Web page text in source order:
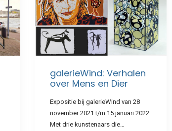
galerieWind: Verhalen
over Mens en Dier
Expositie bij galerieWind van 28
november 2021 t/m 15 januari 2022.
Met drie kunstenaars die…